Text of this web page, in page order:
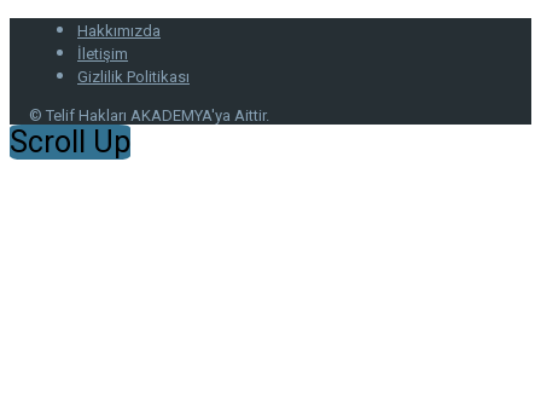
Hakkımızda
İletişim
Gizlilik Politikası
© Telif Hakları AKADEMYA'ya Aittir.
Scroll Up